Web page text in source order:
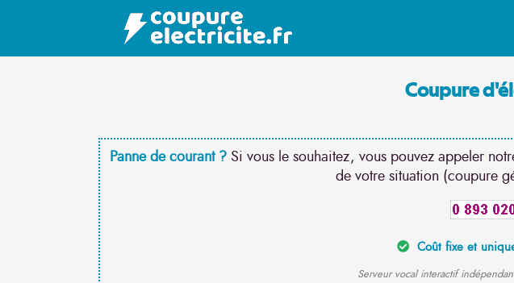
Coupure
Panne de courant ? Si vous le souhaitez, vous pouvez appeler
de votre situation (coupure
Coût fixe et
Serveur vocal interactif